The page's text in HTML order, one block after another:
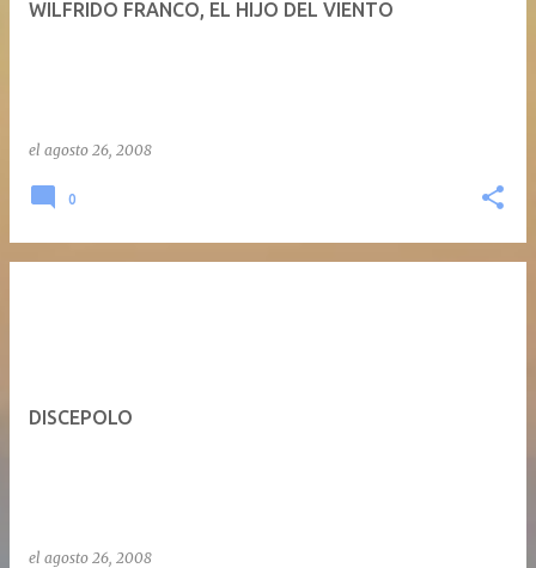
WILFRIDO FRANCO, EL HIJO DEL VIENTO
el agosto 26, 2008
0
DISCEPOLO
el agosto 26, 2008